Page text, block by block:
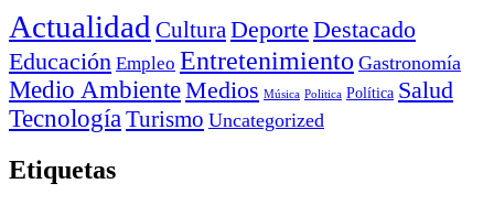
Actualidad Cultura Deporte Destacado
Educación Empleo Entretenimiento Gastronomía
Medio AmbienteMedios Música Politica Política Salud
Tecnología Turismo Uncategorized
Etiquetas